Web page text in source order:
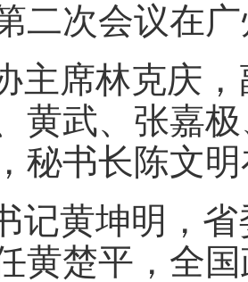
二次会议在
主席林克庆
黄武、张嘉
秘书长陈文
记黄坤明，
黄楚平，全